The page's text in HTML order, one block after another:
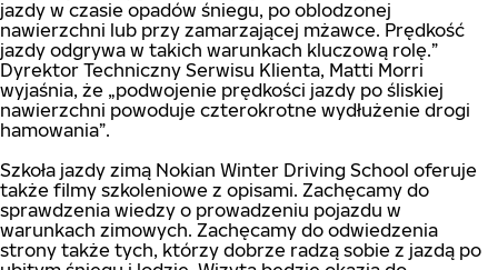
jazdy w czasie opadów śniegu, po oblodzonej
nawierzchni lub przy zamarzającej mżawce. Prędkość
jazdy odgrywa w takich warunkach kluczową rolę.”
Dyrektor Techniczny Serwisu Klienta, Matti Morri
wyjaśnia, że „podwojenie prędkości jazdy po śliskiej
nawierzchni powoduje czterokrotne wydłużenie drogi
hamowania”.
Szkoła jazdy zimą Nokian Winter Driving School oferuje
także filmy szkoleniowe z opisami. Zachęcamy do
sprawdzenia wiedzy o prowadzeniu pojazdu w
warunkach zimowych. Zachęcamy do odwiedzenia
strony także tych, którzy dobrze radzą sobie z jazdą po